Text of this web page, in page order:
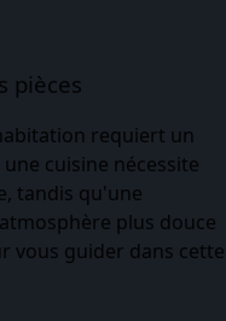
pièces
requiert un
cuisine nécessite
tandis qu'une
plus douce
vous guider dans cette